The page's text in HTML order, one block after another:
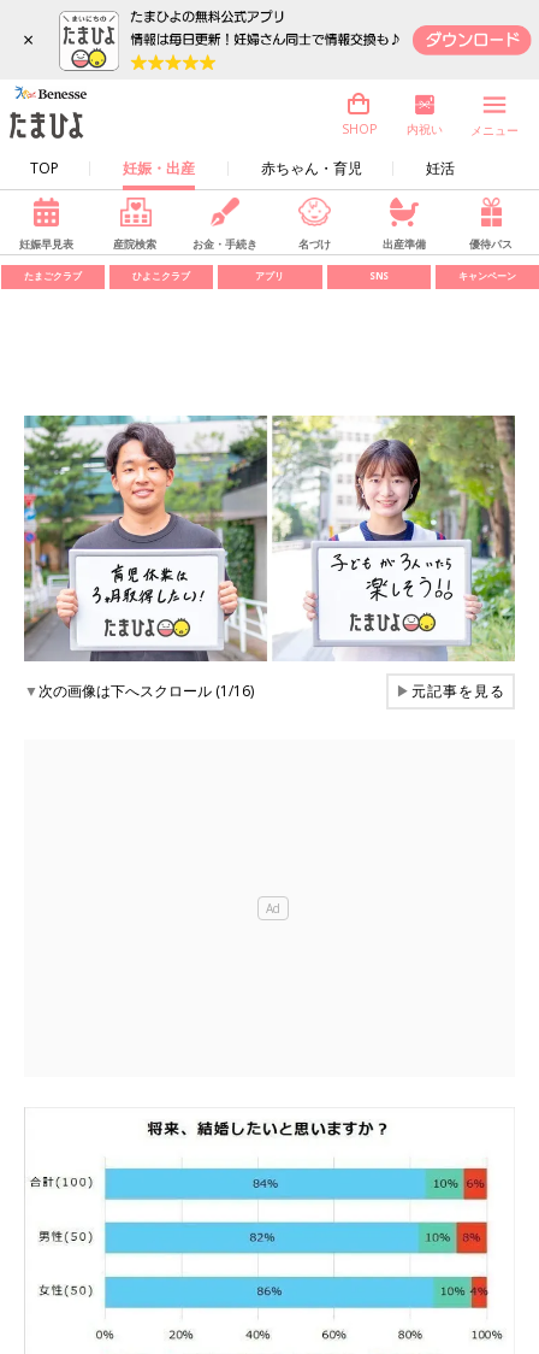
×
TOP 妊娠・出産 赤ちゃん・育児 妊活
SHOP 内祝い メニュー
妊娠早見表 産院検索 お金・手続き 名づけ 出産準備 優待パス
たまごクラブ ひよこクラブ アプリ SNS キャンペーン
▼次の画像は下へスクロール (1/16) ▶元記事を見る